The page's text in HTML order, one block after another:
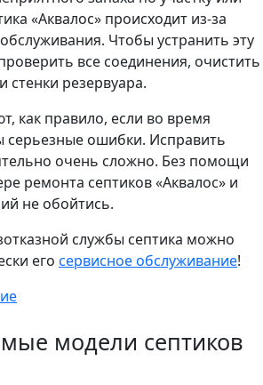
«Аквалос» происходит из-за
Чтобы устранить эту
все соединения, очистить
резервуара.
как правило, если во время
ошибки. Исправить
очень сложно. Без помощи
ремонта септиков «Аквалос» и
не обойтись.
службы септика можно
его сервисное обслуживание!
модели септиков